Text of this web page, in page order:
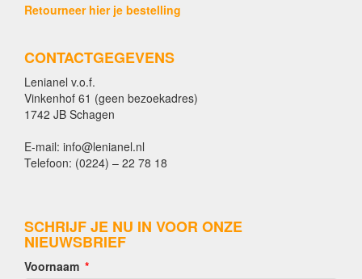
Retourneer hier je bestelling
CONTACTGEGEVENS
Lenianel v.o.f.
Vinkenhof 61 (geen bezoekadres)
1742 JB Schagen
E-mail: info@lenianel.nl
Telefoon: (0224) – 22 78 18
SCHRIJF JE NU IN VOOR ONZE
NIEUWSBRIEF
Voornaam